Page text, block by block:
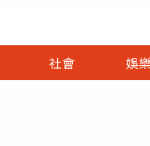
社會 娛樂
頁
時
財經首頁
熱線
政